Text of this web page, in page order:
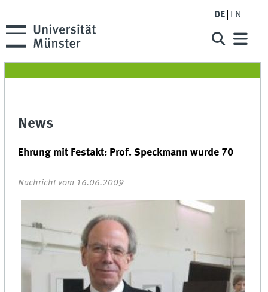
DE EN
News
Ehrung mit Festakt: Prof. Speckmann wurde 70
Nachricht vom 16.06.2009